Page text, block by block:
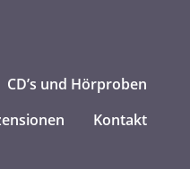
CD’s und Hörproben
Kontakt